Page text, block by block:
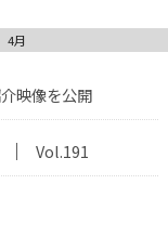
4月
映像を公開
│ Vol.191